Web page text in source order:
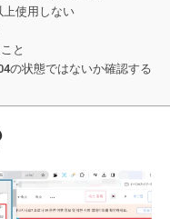
上使用しない
と
の状態ではないか確認する